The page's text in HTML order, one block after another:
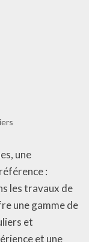
une
:
les travaux de
une gamme de
et
et une